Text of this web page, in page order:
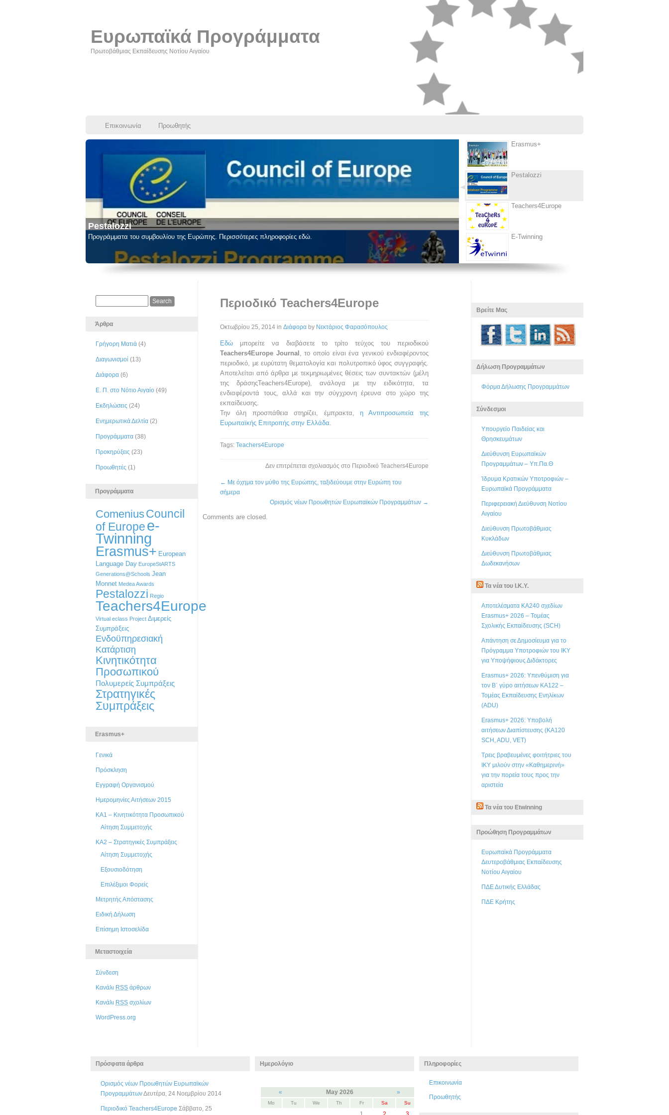
Ευρωπαϊκά Προγράμματα
Πρωτοβάθμιας Εκπαίδευσης Νοτίου Αιγαίου
Επικοινωνία Προωθητής
Pestalozzi
Προγράμματα του συμβουλίου της Ευρώπης. Περισσότερες πληροφορίες εδώ.
Erasmus+
Pestalozzi
Teachers4Europe
E-Twinning
Άρθρα
Γρήγορη Ματιά (4)
Διαγωνισμοί (13)
Διάφορα (6)
Ε. Π. στο Νότιο Αιγαίο (49)
Εκδηλώσεις (24)
Ενημερωτικά Δελτία (2)
Προγράμματα (38)
Προκηρύξεις (23)
Προωθητές (1)
Προγράμματα
ComeniusCouncil
of Europee-
Twinning
Erasmus+ European
Language Day EuropeStARTS
Generations@Schools Jean
Monnet Medea Awards
Pestalozzi Regio
Teachers4Europe
Virtual eclass Project Διμερείς
Συμπράξεις
Ενδοϋπηρεσιακή
Κατάρτιση
Κινητικότητα
Προσωπικού
Πολυμερείς Συμπράξεις
Στρατηγικές
Συμπράξεις
Erasmus+
Γενικά
Πρόσκληση
Εγγραφή Οργανισμού
Ημερομηνίες Αιτήσεων 2015
ΚΑ1 – Κινητικότητα Προσωπικού
Αίτηση Συμμετοχής
ΚΑ2 – Στρατηγικές Συμπράξεις
Αίτηση Συμμετοχής
Εξουσιοδότηση
Επιλέξιμοι Φορείς
Μετρητής Απόστασης
Ειδική Δήλωση
Επίσημη Ιστοσελίδα
Μεταστοιχεία
Σύνδεση
Κανάλι RSS άρθρων
Κανάλι RSS σχολίων
WordPress.org
Περιοδικό Teachers4Europe
Οκτωβρίου 25, 2014 in Διάφορα by Νεκτάριος Φαρασόπουλος
Εδώ μπορείτε να διαβάσετε το τρίτο τεύχος του περιοδικού
Teachers4Europe Journal , το οποίο είναι ένα γενικού ενδιαφέροντος
περιοδικό, με ευρύτατη θεματολογία και πολυτροπικό ύφος συγγραφής.
Αποτελείται από άρθρα με τεκμηριωμένες θέσεις των συντακτών (μέλη
της δράσηςTeachers4Europe), ανάλογα με την ειδικότητα, τα
ενδιαφέροντά τους, αλλά και την σύγχρονη έρευνα στο χώρο της
εκπαίδευσης.
Την όλη προσπάθεια στηρίζει, έμπρακτα, η Αντιπροσωπεία της
Ευρωπαϊκής Επιτροπής στην Ελλάδα.
Tags: Teachers4Europe
Δεν επιτρέπεται σχολιασμός στο Περιοδικό Teachers4Europe
← Με όχημα τον μύθο της Ευρώπης, ταξιδεύουμε στην Ευρώπη του
σήμερα
Ορισμός νέων Προωθητών Ευρωπαϊκών Προγραμμάτων →
Comments are closed.
Βρείτε Μας
Δήλωση Προγραμμάτων
Φόρμα Δήλωσης Προγραμμάτων
Σύνδεσμοι
Υπουργείο Παιδείας και
Θρησκευμάτων
Διεύθυνση Ευρωπαϊκών
Προγραμμάτων – Υπ.Πα.Θ
Ίδρυμα Κρατικών Υποτροφιών –
Ευρωπαϊκά Προγράμματα
Περιφερειακή Διεύθυνση Νοτίου
Αιγαίου
Διεύθυνση Πρωτοβάθμιας
Κυκλάδων
Διεύθυνση Πρωτοβάθμιας
Δωδεκανήσων
Τα νέα του Ι.Κ.Υ.
Αποτελέσματα KA240 σχεδίων
Erasmus+ 2026 – Τομέας
Σχολικής Εκπαίδευσης (SCH)
Απάντηση σε Δημοσίευμα για το
Πρόγραμμα Υποτροφιών του ΙΚΥ
για Υποψήφιους Διδάκτορες
Erasmus+ 2026: Υπενθύμιση για
τον Β΄ γύρο αιτήσεων ΚΑ122 –
Τομέας Εκπαίδευσης Ενηλίκων
(ADU)
Erasmus+ 2026: Υποβολή
αιτήσεων Διαπίστευσης (ΚΑ120
SCH, ADU, VET)
Τρεις βραβευμένες φοιτήτριες του
ΙΚΥ μιλούν στην «Καθημερινή»
για την πορεία τους προς την
αριστεία
Τα νέα του Etwinning
Προώθηση Προγραμμάτων
Ευρωπαϊκά Προγράμματα
Δευτεροβάθμιας Εκπαίδευσης
Νοτίου Αιγαίου
ΠΔΕ Δυτικής Ελλάδας
ΠΔΕ Κρήτης
Πρόσφατα άρθρα
Ορισμός νέων Προωθητών Ευρωπαϊκών
ΠρογραμμάτωνΔευτέρα, 24 Νοεμβρίου 2014
Περιοδικό Teachers4Europe Σάββατο, 25
Ημερολόγιο
« May 2026 »
Mo Tu We Th Fr Sa Su
Πληροφορίες
Επικοινωνία
Προωθητής